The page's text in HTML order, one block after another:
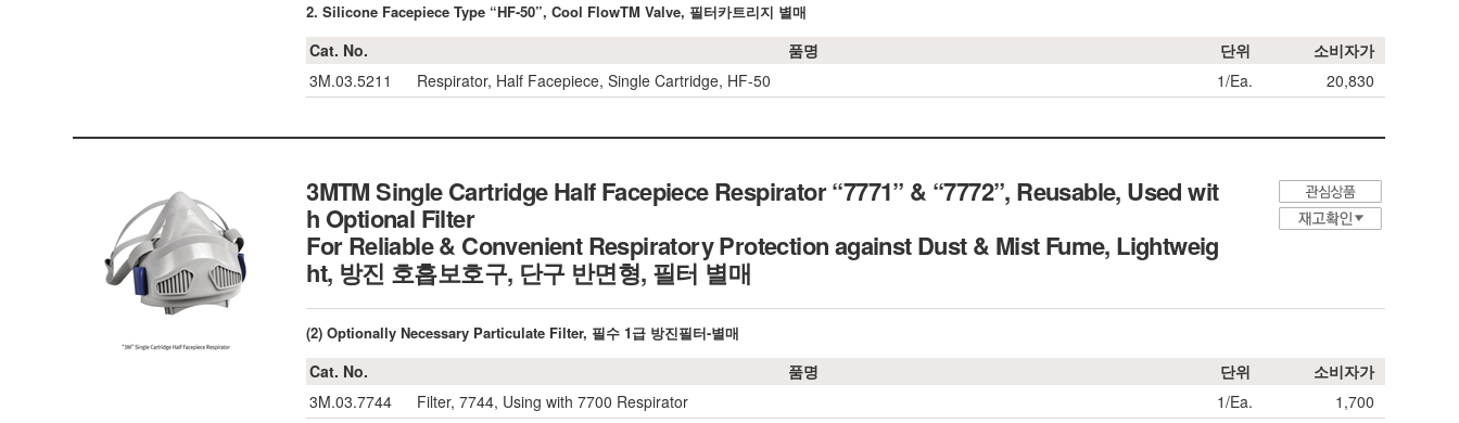
2. Silicone Facepiece Type “HF-50”, Cool FlowTM Valve, 필터카트리지 별매
Cat. No. 품명 단위
소비자가
3M.03.5211
Respirator, Half Facepiece, Single Cartridge, HF-50 1/Ea. 20,830
3MTM Single Cartridge Half Facepiece Respirator “7771” & “7772”, Reusable, Used wit
h Optional Filter
For Reliable & Convenient Respiratory Protection against Dust & Mist Fume, Lightweig
ht, 방진 호흡보호구, 단구 반면형, 필터 별매
(2) Optionally Necessary Particulate Filter, 필수 1급 방진필터-별매
Cat. No. 품명 단위
소비자가
3M.03.7744
Filter, 7744, Using with 7700 Respirator 1/Ea.
1,700